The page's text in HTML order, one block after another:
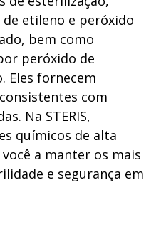
etileno e peróxido
bem como
peróxido de
Eles fornecem
com
Na STERIS,
químicos de alta
a manter os mais
e segurança em